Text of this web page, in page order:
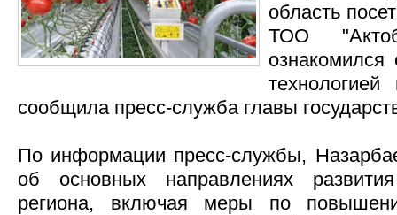
область
ТОО
сообщила пресс-служба главы
По информации пресс-службы,
об основных направлениях
региона, включая меры по